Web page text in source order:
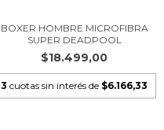
BOXER HOMBRE MICROFIBRA
SUPER DEADPOOL
$18.499,00
3 cuotas sin interés de $6.166,33